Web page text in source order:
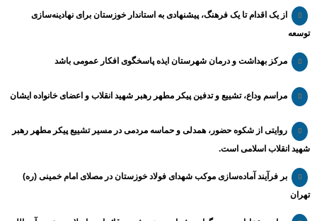
از یک اقدام تا یک فرهنگ، پیشنهادی به استاندار خوزستان برای نهادینه‌سازی
توسعه
مرکز بهداشت و درمان شهرستان ایذه پاسخگوی افکار عمومی باشد
مراسم وداع، تشییع و تدفین پیکر مطهر رهبر شهید انقلاب و اعضای خانواده ایشان
روایتی از شکوه حضور، همدلی و حماسه مردمی در مسیر تشییع پیکر مطهر رهبر
شهید انقلاب اسلامی است.
بر فرآیند آماده‌سازی موکب شهدای فولاد خوزستان در مصلای امام خمینی (ره)
تهران